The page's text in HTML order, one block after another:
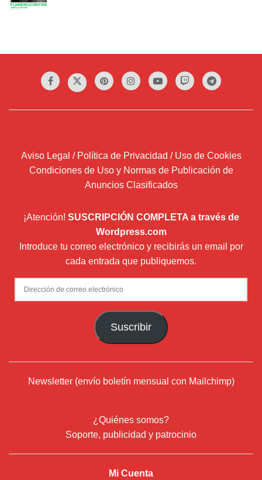
Aviso Legal / Política de Privacidad / Uso de Cookies
Condiciones de Uso y Normas de Publicación de
Anuncios Clasificados
¡Atención! SUSCRIPCIÓN COMPLETA a través de
Wordpress.com
Introduce tu correo electrónico y recibirás un email por
cada entrada que publiquemos.
Dirección
de
Suscribir
Newsletter (envío boletín mensual con Mailchimp)
¿Quiénes somos?
Soporte, publicidad y patrocinio
Mi Cuenta